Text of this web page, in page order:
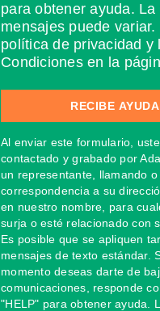
para obtener ayuda.
mensajes puede
política de privacidad y
Condiciones en la
Al enviar este formulario,
contactado y grabado por
un representante, llamando
correspondencia a su
en nuestro nombre, para
surja o esté relacionado con
Es posible que se apliquen
mensajes de texto estándar.
momento deseas darte de
comunicaciones, responde
"HELP" para obtener ayuda.